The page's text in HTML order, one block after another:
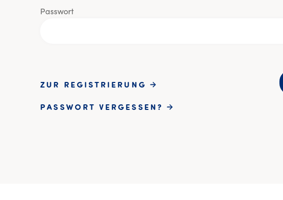
Passwort
ZUR REGISTRIERUNG
PASSWORT VERGESSEN?